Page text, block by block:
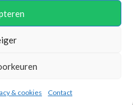
& cookies Contact
mogelijk en is niet verantwoordelijk of
tussen hulpaanbieder en hulpvrager.